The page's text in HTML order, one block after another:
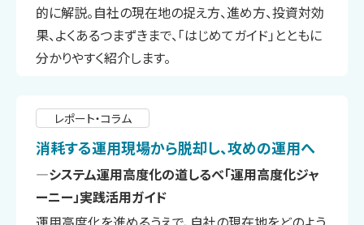
的に解説。自社の現在地の捉え方、進め方、投資対効
果、よくあるつまずきまで、「はじめてガイド」とともに
分かりやすく紹介します。
消耗する運用現場から脱却し、攻めの運用へ
―システム運用高度化の道しるべ「運用高度化ジャ
ーニー」実践活用ガイド
レポート・コラム